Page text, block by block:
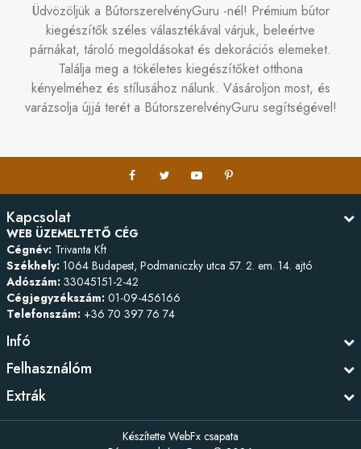
Üdvözöljük a BútorszerelvényGuru -nél! Prémium bútor
kiegészítők széles választékával várjuk, beleértve
párnákat, tároló megoldásokat és dekorációs elemeket.
Találja meg a tökéletes kiegészítőket otthona
kényelméhez és stílusához nálunk. Vásároljon most, és
varázsolja újjá terét a BútorszerelvényGuru segítségével!
Kapcsolat
WEB ÜZEMELTETŐ CÉG
Cégnév: Trivanta Kft
Székhely: 1064 Budapest, Podmaniczky utca 57. 2. em. 14. ajtó
Adószám: 33045151-2-42
Cégjegyzékszám: 01-09-456166
Telefonszám: +36 70 397 76 74
Infó
Felhasználóm
Extrák
Készítette WebFx csapata